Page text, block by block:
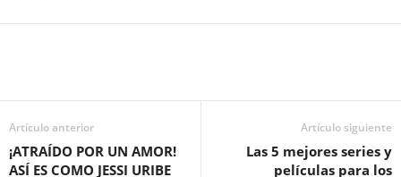
Artículo anterior
¡ATRAÍDO POR UN AMOR!
ASÍ ES COMO JESSI URIBE
Artículo siguiente
Las 5 mejores series y
películas para los